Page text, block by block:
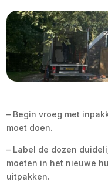
– Begin vroeg met
moet doen.
– Label de dozen
moeten in het nieuwe
uitpakken.